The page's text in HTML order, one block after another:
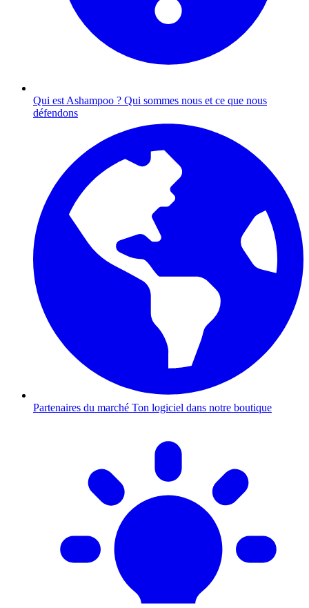
Qui est Ashampoo ? Qui sommes nous et ce que nous
défendons
Partenaires du marché Ton logiciel dans notre boutique